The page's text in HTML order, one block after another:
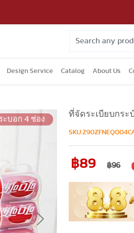
Design Service Catalog About Us
ะบอก 4 ช่อง
Next
ที่จัดระเบียบกระ
฿89 ฿96